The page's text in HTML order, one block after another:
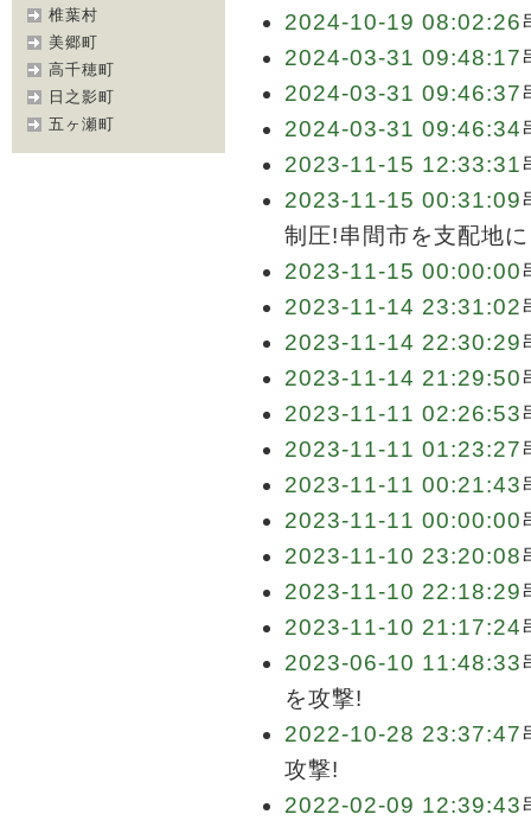
椎葉村
美郷町
高千穂町
日之影町
五ヶ瀬町
2024-10-19 08:02:26
2024-03-31 09:48:17
2024-03-31 09:46:37
2024-03-31 09:46:34
2023-11-15 12:33:31
2023-11-15 00:31:09
制圧!串間市を支配地
2023-11-15 00:00:00
2023-11-14 23:31:02
2023-11-14 22:30:29
2023-11-14 21:29:50
2023-11-11 02:26:53
2023-11-11 01:23:27
2023-11-11 00:21:43
2023-11-11 00:00:00
2023-11-10 23:20:08
2023-11-10 22:18:29
2023-11-10 21:17:24
2023-06-10 11:48:33
を攻撃!
2022-10-28 23:37:47
攻撃!
2022-02-09 12:39:43